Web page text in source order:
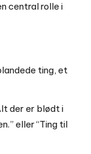
central rolle i
ting, et
der er blødt i
eller “Ting til